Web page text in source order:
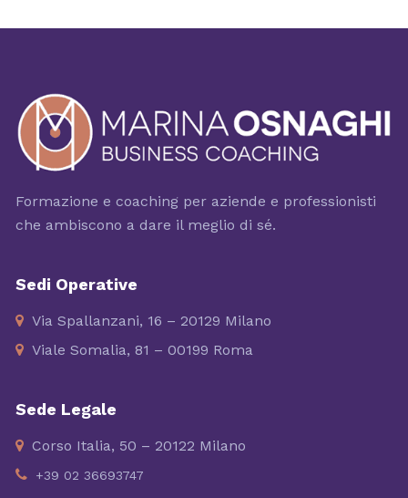
Formazione e coaching per aziende e professionisti
che ambiscono a dare il meglio di sé.
Sedi Operative
Via Spallanzani, 16 – 20129 Milano
Viale Somalia, 81 – 00199 Roma
Sede Legale
Corso Italia, 50 – 20122 Milano
+39 02 36693747